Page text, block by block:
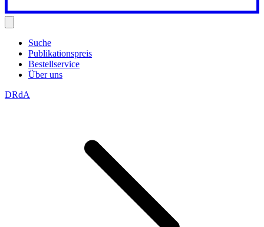
Suche
Publikationspreis
Bestellservice
Über uns
DRdA